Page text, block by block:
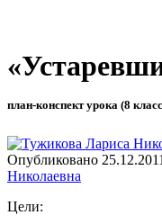
план-конспект урока (8
Опубликовано
Николаевна
Цели: